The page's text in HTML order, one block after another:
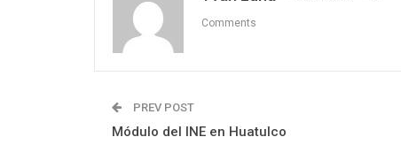
Comments
PREV POST
Módulo del INE en Huatulco